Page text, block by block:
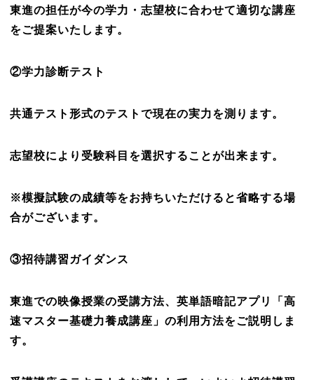
東進の担任が今の学力・志望校に合わせて適切な講座
をご提案いたします。
②学力診断テスト
共通テスト形式のテストで現在の実力を測ります。
志望校により受験科目を選択することが出来ます。
※模擬試験の成績等をお持ちいただけると省略する場
合がございます。
③招待講習ガイダンス
東進での映像授業の受講方法、英単語暗記アプリ「高
速マスター基礎力養成講座」の利用方法をご説明しま
す。